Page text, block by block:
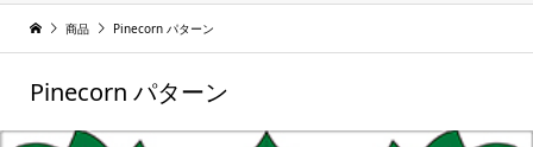
商品 Pinecorn パターン
Pinecorn パターン